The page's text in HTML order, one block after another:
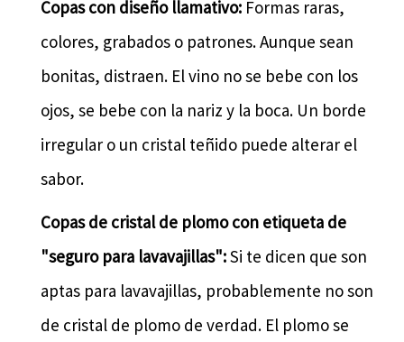
Copas con diseño llamativo: Formas raras,
colores, grabados o patrones. Aunque sean
bonitas, distraen. El vino no se bebe con los
ojos, se bebe con la nariz y la boca. Un borde
irregular o un cristal teñido puede alterar el
sabor.
Copas de cristal de plomo con etiqueta de
"seguro para lavavajillas":Si te dicen que son
aptas para lavavajillas, probablemente no son
de cristal de plomo de verdad. El plomo se